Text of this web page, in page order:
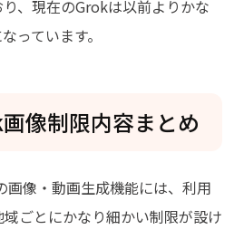
、現在のGrokは以前よりかな
っています。
像制限内容まとめ
像・動画生成機能には、利用
ごとにかなり細かい制限が設け